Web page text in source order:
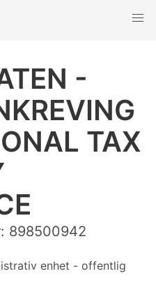
-
TAX
898500942
enhet - offentlig